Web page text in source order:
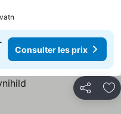
Consulter les prix
Partager